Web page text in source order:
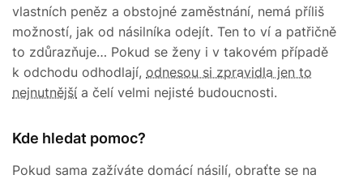
vlastních peněz a obstojné zaměstnání, nemá příliš
možností, jak od násilníka odejít. Ten to ví a patřičně
to zdůrazňuje… Pokud se ženy i v takovém případě
k odchodu odhodlají, odnesou si zpravidla jen to
nejnutnější a čelí velmi nejisté budoucnosti.
Kde hledat pomoc?
Pokud sama zažíváte domácí násilí, obraťte se na